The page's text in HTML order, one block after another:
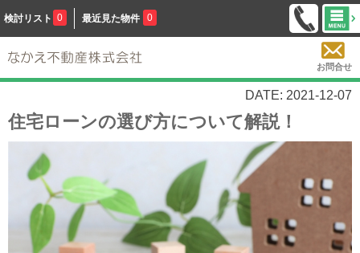
検討リスト 0 最近見た物件 0
お問合せ
DATE: 2021-12-07
住宅ローンの選び方について解説！